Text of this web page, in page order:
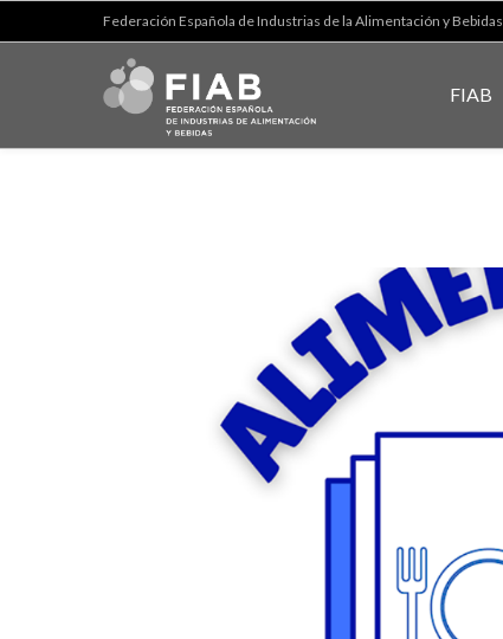
Federación Española de Industrias de la Alimentación y Bebidas
FIAB